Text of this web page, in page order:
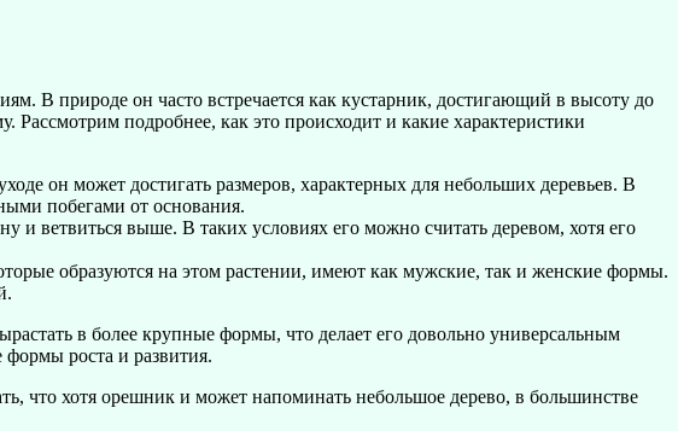
В природе он часто встречается как кустарник, достигающий в высоту до
подробнее, как это происходит и какие характеристики
он может достигать размеров, характерных для небольших деревьев. В
побегами от основания.
и ветвиться выше. В таких условиях его можно считать деревом, хотя его
образуются на этом растении, имеют как мужские, так и женские формы.
в более крупные формы, что делает его довольно универсальным
роста и развития.
что хотя орешник и может напоминать небольшое дерево, в большинстве